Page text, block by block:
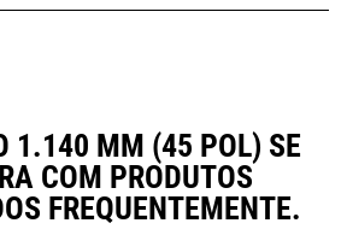
1.140 MM (45 POL) SE
COM PRODUTOS
FREQUENTEMENTE.